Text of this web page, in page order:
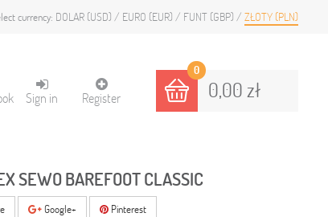
currency: DOLAR (USD) EURO (EUR) FUNT (GBP) ZŁOTY (PLN)
0
0,00 zł
Sign in Register
SEWO BAREFOOT CLASSIC
Google+ Pinterest